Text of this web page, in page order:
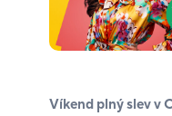
Víkend plný slev v